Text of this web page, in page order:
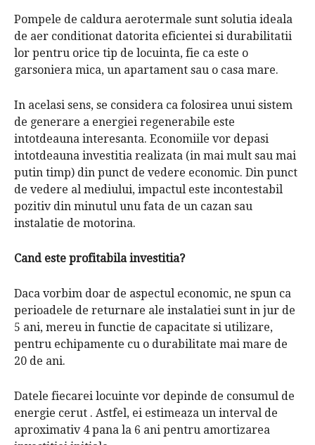
Pompele de caldura aerotermale sunt solutia ideala
de aer conditionat datorita eficientei si durabilitatii
lor pentru orice tip de locuinta, fie ca este o
garsoniera mica, un apartament sau o casa mare.
In acelasi sens, se considera ca folosirea unui sistem
de generare a energiei regenerabile este
intotdeauna interesanta. Economiile vor depasi
intotdeauna investitia realizata (in mai mult sau mai
putin timp) din punct de vedere economic. Din punct
de vedere al mediului, impactul este incontestabil
pozitiv din minutul unu fata de un cazan sau
instalatie de motorina.
Cand este profitabila investitia?
Daca vorbim doar de aspectul economic, ne spun ca
perioadele de returnare ale instalatiei sunt in jur de
5 ani, mereu in functie de capacitate si utilizare,
pentru echipamente cu o durabilitate mai mare de
20 de ani.
Datele fiecarei locuinte vor depinde de consumul de
energie cerut . Astfel, ei estimeaza un interval de
aproximativ 4 pana la 6 ani pentru amortizarea